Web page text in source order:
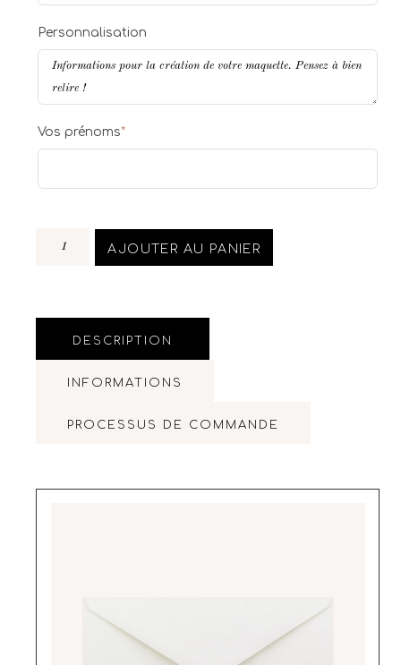
Personnalisation
Vos prénoms*
AJOUTER AU PANIER
DESCRIPTION
INFORMATIONS
PROCESSUS DE COMMANDE